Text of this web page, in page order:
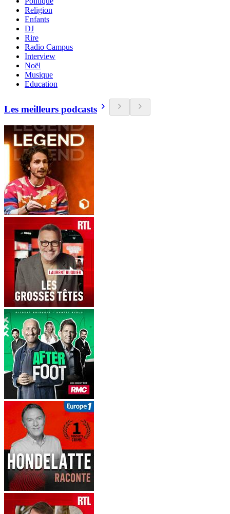
Religion
Enfants
DJ
Rire
Radio Campus
Interview
Noël
Musique
Education
Les meilleurs podcasts